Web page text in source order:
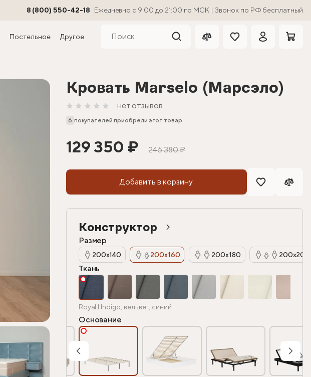
8 (800) 550-42-18 Ежедневно с 9:00 до 21:00 по МСК | Звонок по РФ бесплатный
Постельное Другое
Кровать Marselo (Марсэло)
нет отзывов
6 покупателей приобрели этот товар
129 350 ₽ 246 380 ₽
Добавить в корзину
Конструктор
Размер
200х140 200х160 200х180 200х200
Ткань
Royal I Indigo, вельвет, синий
Основание